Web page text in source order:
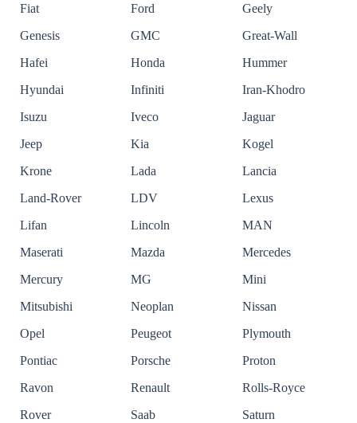
Fiat
Ford
Geely
Genesis
GMC
Great-Wall
Hafei
Honda
Hummer
Hyundai
Infiniti
Iran-Khodro
Isuzu
Iveco
Jaguar
Jeep
Kia
Kogel
Krone
Lada
Lancia
Land-Rover
LDV
Lexus
Lifan
Lincoln
MAN
Maserati
Mazda
Mercedes
Mercury
MG
Mini
Mitsubishi
Neoplan
Nissan
Opel
Peugeot
Plymouth
Pontiac
Porsche
Proton
Ravon
Renault
Rolls-Royce
Rover
Saab
Saturn